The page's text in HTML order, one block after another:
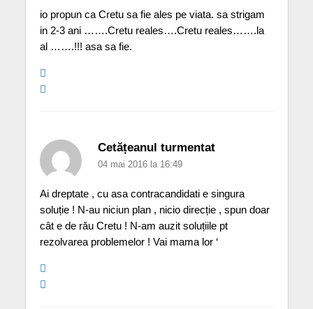
io propun ca Cretu sa fie ales pe viata. sa strigam
in 2-3 ani …….Cretu reales….Cretu reales…….la
al …….!!! asa sa fie.
Cetățeanul turmentat
04 mai 2016 la 16:49
Ai dreptate , cu asa contracandidati e singura
soluție ! N-au niciun plan , nicio direcție , spun doar
cât e de rău Cretu ! N-am auzit soluțiile pt
rezolvarea problemelor ! Vai mama lor ‘